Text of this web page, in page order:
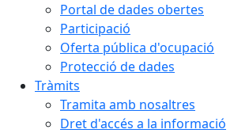
Portal de dades obertes
Participació
Oferta pública d'ocupació
Protecció de dades
Tràmits
Tramita amb nosaltres
Dret d'accés a la informació